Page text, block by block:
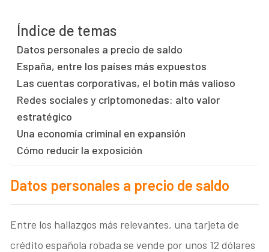
Índice de temas
Datos personales a precio de saldo
España, entre los países más expuestos
Las cuentas corporativas, el botín más valioso
Redes sociales y criptomonedas: alto valor
estratégico
Una economía criminal en expansión
Cómo reducir la exposición
Datos personales a precio de saldo
Entre los hallazgos más relevantes, una tarjeta de
crédito española robada se vende por unos 12 dólares